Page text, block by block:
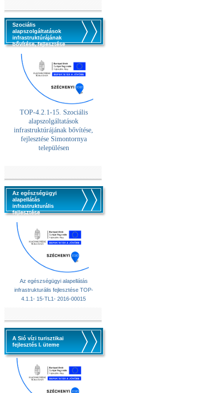
Szociális
alapszolgáltatások
infrastruktúrájának
bővítése, fejlesztése
TOP-4.2.1-15. Szociális
alapszolgáltatások
infrastruktúrájának bővítése,
fejlesztése Simontornya
településen
Az egészségügyi
alapellátás
infrastrukturális
fejlesztése
Az egészségügyi alapellátás
infrastrukturális fejlesztése TOP-
4.1.1- 15-TL1- 2016-00015
A Sió vízi turisztikai
fejlesztés I. üteme